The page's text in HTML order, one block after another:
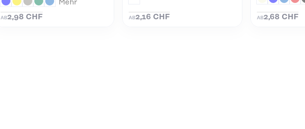
AB2,98 CHF
Mehr
AB2,16 CHF AB2,68 CHF